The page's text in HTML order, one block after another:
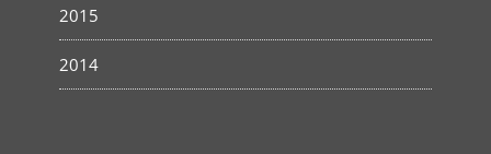
2015
2014